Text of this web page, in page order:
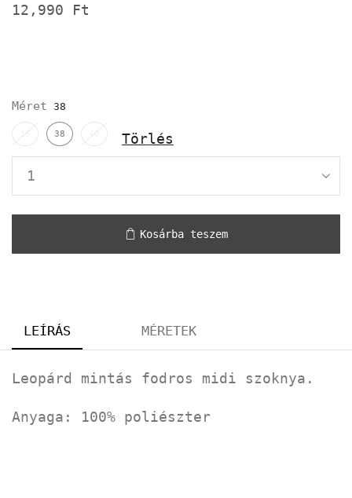
12,990 Ft
Méret
36 38 40 Törlés
Kosárba teszem
LEÍRÁS MÉRETEK
Leopárd mintás fodros midi szoknya.
Anyaga: 100% poliészter